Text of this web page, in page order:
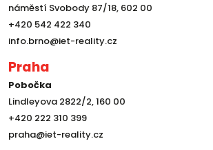
náměstí Svobody 87/18, 602 00
+420 542 422 340
info.brno@iet-reality.cz
Praha
Pobočka
Lindleyova 2822/2, 160 00
+420 222 310 399
praha@iet-reality.cz